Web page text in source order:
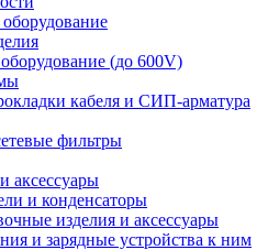
(до 600V)
кабеля и СИП-арматура
фильтры
аксессуары
и конденсаторы
изделия и аксессуары
и зарядные устройства к ним